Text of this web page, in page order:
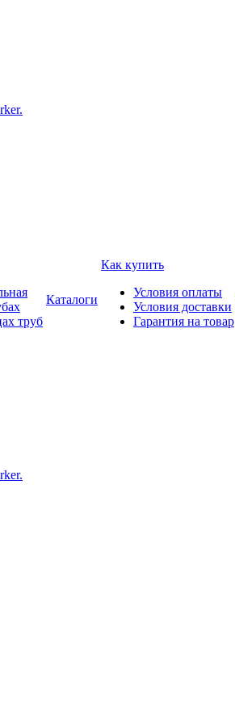
труб
Каталоги
Как купить
Условия оплаты
Условия доставки
Гарантия на товар